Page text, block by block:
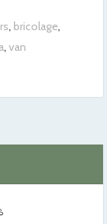
, bricolage,
, van